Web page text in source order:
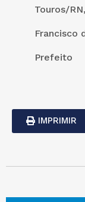
Touros/
Francisco
Prefeito
IMPRIMIR